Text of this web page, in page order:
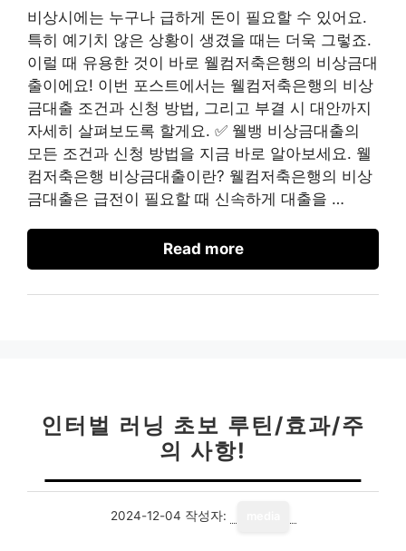
비상시에는 누구나 급하게 돈이 필요할 수 있어요.
특히 예기치 않은 상황이 생겼을 때는 더욱 그렇죠.
이럴 때 유용한 것이 바로 웰컴저축은행의 비상금대
출이에요! 이번 포스트에서는 웰컴저축은행의 비상
금대출 조건과 신청 방법, 그리고 부결 시 대안까지
자세히 살펴보도록 할게요. ✅ 웰뱅 비상금대출의
모든 조건과 신청 방법을 지금 바로 알아보세요. 웰
컴저축은행 비상금대출이란? 웰컴저축은행의 비상
금대출은 급전이 필요할 때 신속하게 대출을 …
Read more
인터벌 러닝 초보 루틴/효과/주
의 사항!
2024-12-04 작성자: